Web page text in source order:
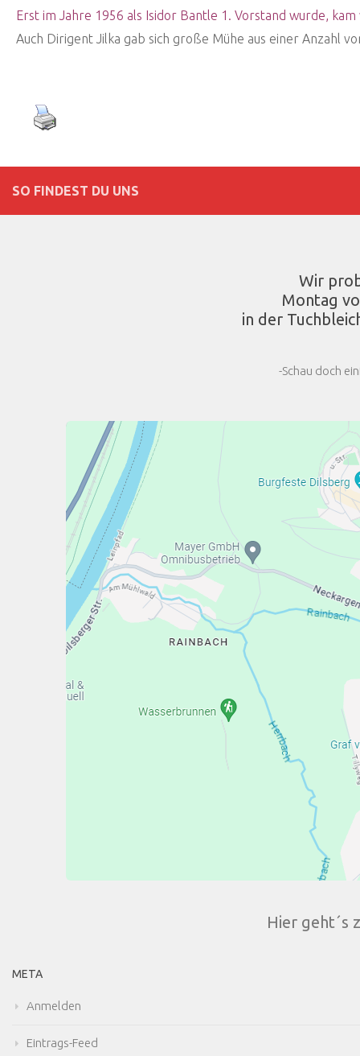
Erst im Jahre 1956 als Isidor Bantle 1. Vorstand wurde, kam
Auch Dirigent Jilka gab sich große Mühe aus einer Anzahl
SO FINDEST DU UNS
Wir
Montag
in der
-Schau doch
Hier geht´s
META
Anmelden
Eintrags-Feed